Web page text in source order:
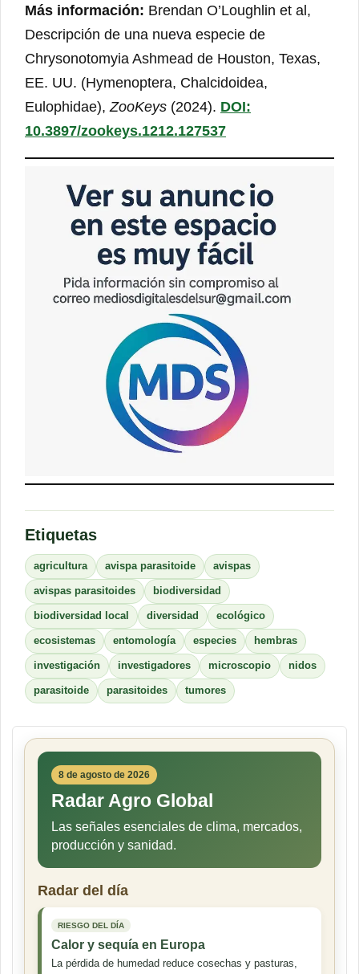
Más información: Brendan O’Loughlin et al,
Descripción de una nueva especie de
Chrysonotomyia Ashmead de Houston, Texas,
EE. UU. (Hymenoptera, Chalcidoidea,
Eulophidae), ZooKeys (2024). DOI:
10.3897/zookeys.1212.127537
Etiquetas
agricultura avispa parasitoide avispas
avispas parasitoides biodiversidad
biodiversidad local diversidad ecológico
ecosistemas entomología especies hembras
investigación investigadores microscopio nidos
parasitoide parasitoides tumores
8 de agosto de 2026
Radar Agro Global
Las señales esenciales de clima, mercados,
producción y sanidad.
Radar del día
RIESGO DEL DÍA
Calor y sequía en Europa
La pérdida de humedad reduce cosechas y pasturas,